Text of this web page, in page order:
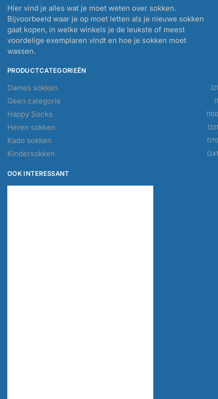
Hier vind je alles wat je moet weten over sokken.
Bijvoorbeeld waar je op moet letten als je nieuwe sokken
gaat kopen, in welke winkels je de leukste of meest
voordelige exemplaren vindt en hoe je sokken moet
wassen.
PRODUCTCATEGORIEËN
Dames sokken
Geen categorie
Happy Socks
Heren sokken
Kado sokken
Kindersokken
OOK INTERESSANT